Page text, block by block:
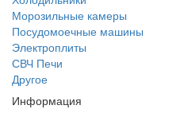
Морозильные камеры
Посудомоечные машины
Электроплиты
СВЧ Печи
Другое
Информация